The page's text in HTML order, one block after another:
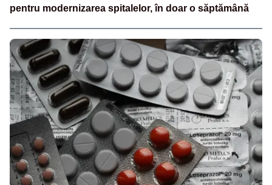
pentru modernizarea spitalelor, în doar o săptămână